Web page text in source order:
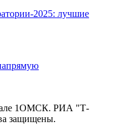
2025: лучшие
1ОМСК. РИА "Т-
защищены.